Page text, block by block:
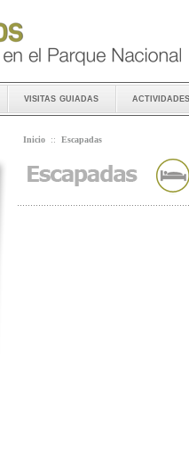
visitas guiadas actividades
Inicio :: Escapadas